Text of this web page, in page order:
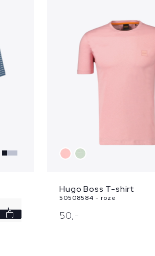
L
Hugo Boss T-shirt
50508584 - roze
50,-